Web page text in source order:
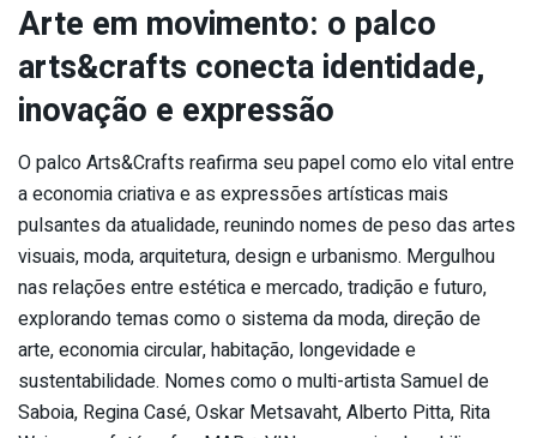
Arte em movimento: o palco
arts&crafts conecta identidade,
inovação e expressão
O palco Arts&Crafts reafirma seu papel como elo vital entre
a economia criativa e as expressões artísticas mais
pulsantes da atualidade, reunindo nomes de peso das artes
visuais, moda, arquitetura, design e urbanismo. Mergulhou
nas relações entre estética e mercado, tradição e futuro,
explorando temas como o sistema da moda, direção de
arte, economia circular, habitação, longevidade e
sustentabilidade. Nomes como o multi-artista Samuel de
Saboia, Regina Casé, Oskar Metsavaht, Alberto Pitta, Rita